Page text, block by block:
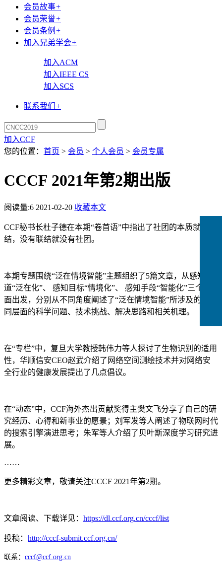
会员故事+
会员荣誉+
会员条例 +
加入兄弟学会+
加入ACM
加入IEEE CS
加入SCS
联系我们 +
加入CCF
您的位置： 首页 > 会员 > 个人会员 > 会员专属
CCCF 2021年第2期出版
阅读量:6 2021-02-20 收藏本文
CCF秘书长杜子德在本期“卷首语”中指出了社团的本质就是联
结，没有联结就没有社团。
本期专题围绕“泛在情境智能”主题组织了5篇文章，从感知渠
道“泛在化”、 感知目标“情境化”、 感知手段“智能化”三个层
面出发，分别从不同角度阐述了“泛在情境智能”所涉及的在不
同层面的科学问题、技术挑战、解决思路和相关机理。
在“专栏”中，复旦大学教授韩伟力等人探讨了生物识别的适用
性，华顺信安CEO赵武介绍了网络空间测绘技术并对网络安
全行业的健康发展提出了几点倡议。
在“动态”中，CCF海外杰出贡献奖得主樊文飞分享了自己的研
究经历、心得和新事业的愿景；刘军发等人阐述了物联网时代
的搜索引擎演进思考；朱军等人介绍了贝叶斯深度学习研究进
展。
……
更多精彩文章，敬请关注CCCF 2021年第2期。
文章阅读、下载详见： https://dl.ccf.org.cn/cccf/list
投稿： http://cccf-submit.ccf.org.cn/
联系： cccf@ccf.org.cn